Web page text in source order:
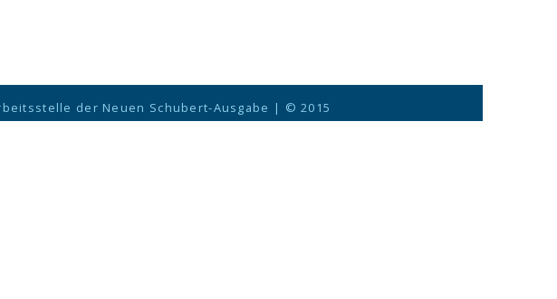
der Neuen Schubert-Ausgabe | © 2015